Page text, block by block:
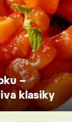
–
klasiky